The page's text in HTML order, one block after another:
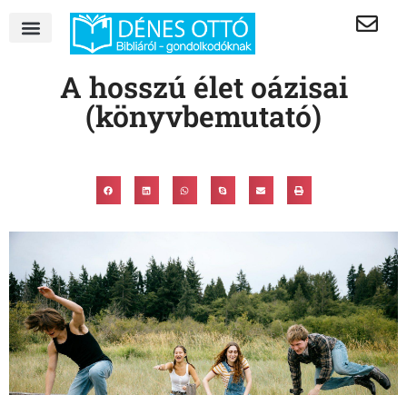
A hosszú élet oázisai
(könyvbemutató)